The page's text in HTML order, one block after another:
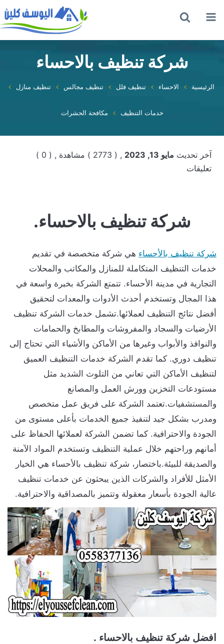
القائمة
شركة تنظيف بالاحساء
الرئيسية الاحساء تنظيف فلل تنظيف مجالس تنظيف منازل
خدمات التنظيف مكافحة الحشرات
آخر تحديث مايو 13, 2023 , ( 2773 ) مشاهدة
, ( 0 )
تعليقات
شركة تنظيف بالاحساء.
شركة تنظيف بالأحساء هي شركة متخصصة في تقديم
خدمات التنظيف المتكاملة للمنازل والمكاتب والمحلات
التجارية في مدينة الأحساء. تتمتع الشركة بخبرة واسعة في
هذا المجال وتستخدم أحدث الأدوات والمعدات لتحقيق
أفضل نتائج التنظيف لعملائها.تشمل خدمات الشركة تنظيف
الأرضيات والسجاد والمفروشات والمطابخ والحمامات
والنوافذ والأبواب وغيرها من الأماكن والأشياء التي تحتاج إلى
تنظيف دوري. كما تقدم الشركة خدمات التنظيف العميق
لتنظيف الأماكن التي تعاني من التلوث الشديد مثل
مستودعات التخزين وورش العمل والمصانع
والمستشفيات.تعتمد الشركة على فريق عمل متخصص
ومدرب بشكل جيد لتنفيذ جميع الخدمات بأعلى مستوى من
الجودة والاحترافية. كما تضمن الشركة لعملائها الحفاظ على
أمانهم وراحتهم خلال عملية التنظيف وتستخدم المواد الآمنة
والصديقة للبيئة.باختصار، شركة تنظيف بالأحساء هي الخيار
الأمثل للأفراد والشركات الذين يبحثون عن خدمات تنظيف
عالية الجودة بأسعار معقولة وتتميز بالمصداقية والاحترافية.
افضل شركة تنظيف بالاحساء .